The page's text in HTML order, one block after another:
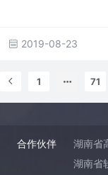
2019-08-23
1 71
合作伙伴
湖南省
湖南省